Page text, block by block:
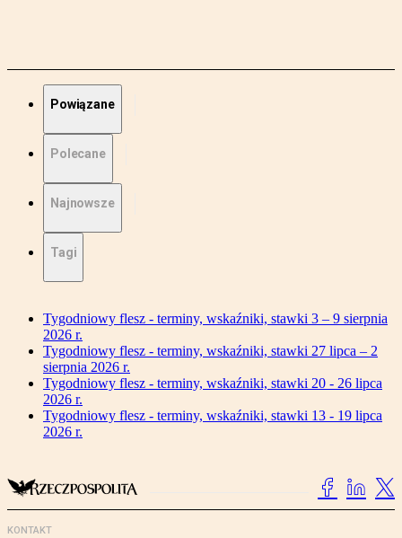
Powiązane
Polecane
Najnowsze
Tagi
Tygodniowy flesz - terminy, wskaźniki, stawki 3 – 9 sierpnia
2026 r.
Tygodniowy flesz - terminy, wskaźniki, stawki 27 lipca – 2
sierpnia 2026 r.
Tygodniowy flesz - terminy, wskaźniki, stawki 20 - 26 lipca
2026 r.
Tygodniowy flesz - terminy, wskaźniki, stawki 13 - 19 lipca
2026 r.
KONTAKT